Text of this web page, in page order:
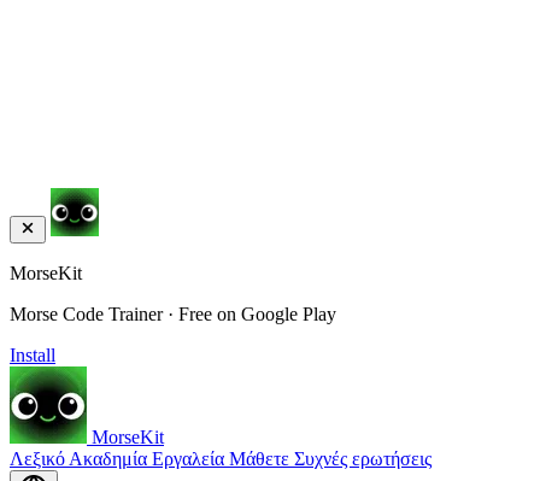
MorseKit
Morse Code Trainer · Free on Google Play
Install
MorseKit
Λεξικό Ακαδημία Εργαλεία Μάθετε Συχνές ερωτήσεις